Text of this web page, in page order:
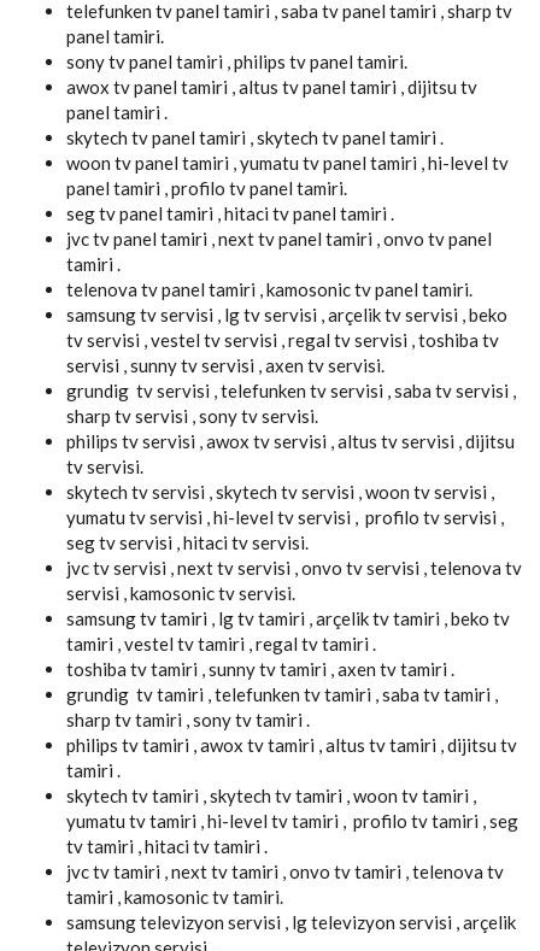
telefunken tv panel tamiri , saba tv panel tamiri , sharp tv
panel tamiri.
sony tv panel tamiri , philips tv panel tamiri.
awox tv panel tamiri , altus tv panel tamiri , dijitsu tv
panel tamiri .
skytech tv panel tamiri , skytech tv panel tamiri .
woon tv panel tamiri , yumatu tv panel tamiri , hi-level tv
panel tamiri , profilo tv panel tamiri.
seg tv panel tamiri , hitaci tv panel tamiri .
jvc tv panel tamiri , next tv panel tamiri , onvo tv panel
tamiri .
telenova tv panel tamiri , kamosonic tv panel tamiri.
samsung tv servisi , lg tv servisi , arçelik tv servisi , beko
tv servisi , vestel tv servisi , regal tv servisi , toshiba tv
servisi , sunny tv servisi , axen tv servisi.
grundig tv servisi , telefunken tv servisi , saba tv servisi ,
sharp tv servisi , sony tv servisi.
philips tv servisi , awox tv servisi , altus tv servisi , dijitsu
tv servisi.
skytech tv servisi , skytech tv servisi , woon tv servisi ,
yumatu tv servisi , hi-level tv servisi , profilo tv servisi ,
seg tv servisi , hitaci tv servisi.
jvc tv servisi , next tv servisi , onvo tv servisi , telenova tv
servisi , kamosonic tv servisi.
samsung tv tamiri , lg tv tamiri , arçelik tv tamiri , beko tv
tamiri , vestel tv tamiri , regal tv tamiri .
toshiba tv tamiri , sunny tv tamiri , axen tv tamiri .
grundig tv tamiri , telefunken tv tamiri , saba tv tamiri ,
sharp tv tamiri , sony tv tamiri .
philips tv tamiri , awox tv tamiri , altus tv tamiri , dijitsu tv
tamiri .
skytech tv tamiri , skytech tv tamiri , woon tv tamiri ,
yumatu tv tamiri , hi-level tv tamiri , profilo tv tamiri , seg
tv tamiri , hitaci tv tamiri .
jvc tv tamiri , next tv tamiri , onvo tv tamiri , telenova tv
tamiri , kamosonic tv tamiri.
samsung televizyon servisi , lg televizyon servisi , arçelik